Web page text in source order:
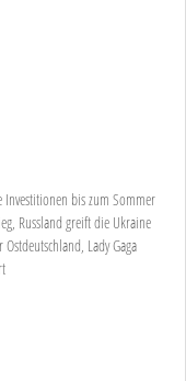
bis zum Sommer
Russland greift die Ukraine
Lady Gaga